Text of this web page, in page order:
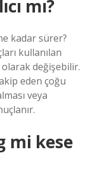
mı?
kadar sürer?
kullanılan
değişebilir.
eden çoğu
veya
mi kese